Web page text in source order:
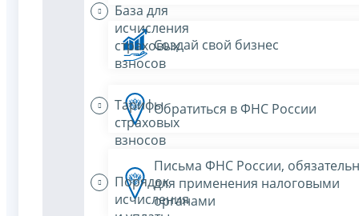
База для
исчисления
страховых
взносов
Тарифы
страховых
взносов
Порядок
исчисления
Создай свой бизнес
Обратиться в ФНС России
Письма ФНС России,
для применения налоговыми
органами